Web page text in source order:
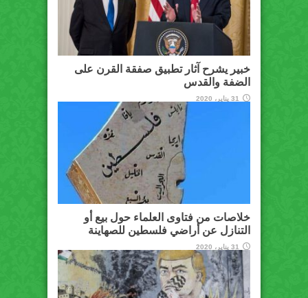
خبير يشرح آثار تطبيق صفقة القرن على
الضفة والقدس
31 يناير، 2020
خلاصات من فتاوى العلماء حول بيع أو
التنازل عن أراضي فلسطين للصهاينة
31 يناير، 2020